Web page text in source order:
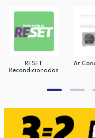
RESET
Recondicionados
Ar